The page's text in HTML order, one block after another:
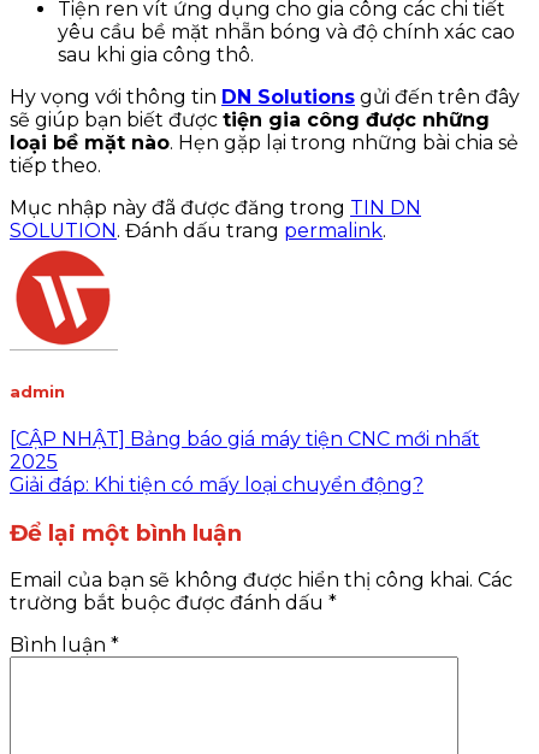
Tiện ren vít ứng dụng cho gia công các chi tiết
yêu cầu bề mặt nhẵn bóng và độ chính xác cao
sau khi gia công thô.
Hy vọng với thông tin DN Solutions gửi đến trên đây
sẽ giúp bạn biết được tiện gia công được những
loại bề mặt nào. Hẹn gặp lại trong những bài chia sẻ
tiếp theo.
Mục nhập này đã được đăng trong TIN DN
SOLUTION. Đánh dấu trang permalink.
admin
[CẬP NHẬT] Bảng báo giá máy tiện CNC mới nhất
2025
Giải đáp: Khi tiện có mấy loại chuyển động?
Để lại một bình luận
Email của bạn sẽ không được hiển thị công khai. Các
trường bắt buộc được đánh dấu *
Bình luận *